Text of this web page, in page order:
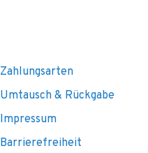
Zahlungsarten
Umtausch & Rückgabe
Impressum
Barrierefreiheit